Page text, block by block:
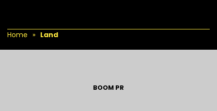
Home Land
BOOM PR